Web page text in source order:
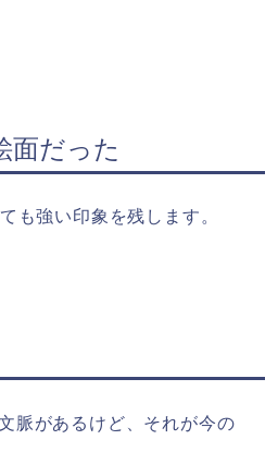
面だった
も強い印象を残します。
脈があるけど、それが今の